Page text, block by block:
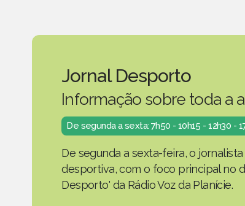
Jornal Desporto
Informação sobre toda a
De segunda a sexta: 7h50 - 10h15 - 12h30 -
De segunda a sexta-feira, o
desportiva, com o foco principal no
Desporto' da Rádio Voz da Planície.